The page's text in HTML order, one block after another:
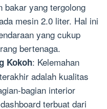
bakar yang tergolong
mesin 2.0 liter. Hal ini
yang cukup
bertenaga.
Kokoh: Kelemahan
adalah kualitas
bagian interior
terbuat dari